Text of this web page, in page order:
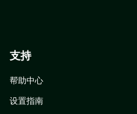
支持
帮助中心
设置指南